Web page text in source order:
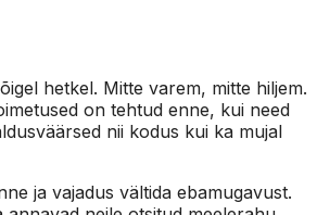
hetkel. Mitte varem, mitte hiljem.
on tehtud enne, kui need
nii kodus kui ka mujal
ja vajadus vältida ebamugavust.